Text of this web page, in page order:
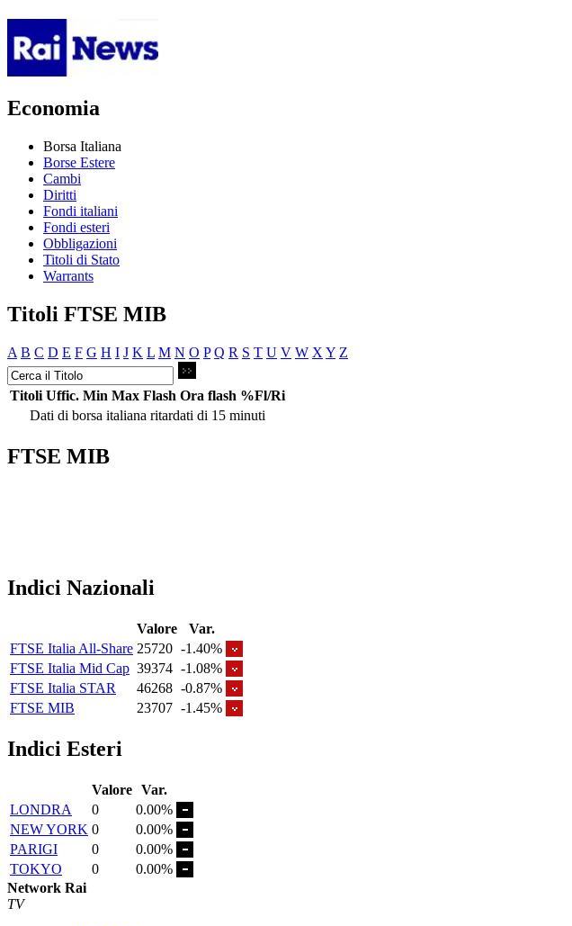
Economia
Borsa Italiana
Borse Estere
Cambi
Diritti
Fondi italiani
Fondi esteri
Obbligazioni
Titoli di Stato
Warrants
Titoli FTSE MIB
A B C D E F G H I J K L M N O P Q R S T U V W X Y Z
Titoli Uffic. Min Max Flash Ora flash %Fl/Ri
Dati di borsa italiana ritardati di 15 minuti
FTSE MIB
Indici Nazionali
Valore
Var.
FTSE Italia All-Share 25720 -1.40%
FTSE Italia Mid Cap 39374 -1.08%
FTSE Italia STAR
46268 -0.87%
FTSE MIB
23707 -1.45%
Indici Esteri
Valore Var.
LONDRA
0
0.00%
NEW YORK 0
0.00%
PARIGI
0
0.00%
TOKYO
0
0.00%
Network Rai
TV